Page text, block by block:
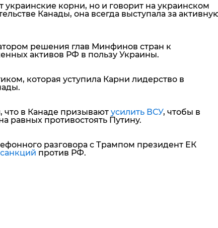
корни, но и говорит на украинском
Канады, она всегда выступала за
решения глав Минфинов стран к
активов РФ в пользу Украины.
которая уступила Карни лидерство в
что в Канаде призывают усилить ВСУ, чтобы в
равных противостоять Путину.
разговора с Трампом президент ЕК
против РФ.